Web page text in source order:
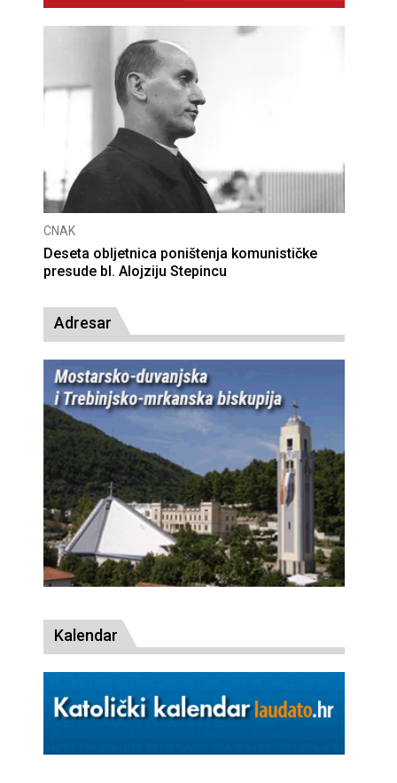
CNAK
Deseta obljetnica poništenja komunističke
presude bl. Alojziju Stepincu
Adresar
Kalendar